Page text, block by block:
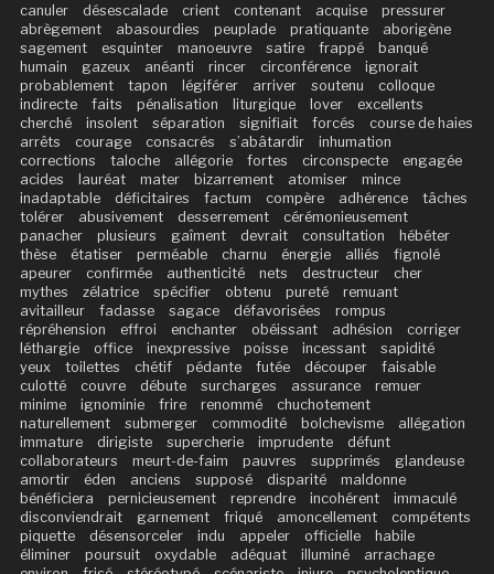
canuler désescalade crient contenant acquise
pressurer
abrègement
abasourdies peuplade pratiquante
aborigène
sagement
esquinter manoeuvre satire frappé
banqué
humain
gazeux anéanti rincer circonférence
ignorait
probablement
tapon légiférer arriver soutenu
colloque
indirecte
faits pénalisation liturgique lover
excellents
cherché
insolent séparation signifiait forcés
course de haies
arrêts
courage consacrés s’abâtardir
inhumation
corrections
taloche allégorie fortes circonspecte
engagée
acides
lauréat mater bizarrement atomiser
mince
inadaptable
déficitaires factum compère adhérence
tâches
tolérer
abusivement desserrement
cérémonieusement
panacher
plusieurs gaîment devrait consultation
hébéter
thèse
étatiser perméable charnu énergie alliés
fignolé
apeurer
confirmée authenticité nets destructeur
cher
mythes
zélatrice spécifier obtenu pureté
remuant
avitailleur
fadasse sagace défavorisées
rompus
répréhension
effroi enchanter obéissant adhésion
corriger
léthargie
office inexpressive poisse incessant
sapidité
yeux
toilettes chétif pédante futée découper
faisable
culotté
couvre débute surcharges assurance
remuer
minime
ignominie frire renommé
chuchotement
naturellement
submerger commodité bolchevisme
allégation
immature
dirigiste supercherie imprudente
défunt
collaborateurs
meurt-de-faim pauvres supprimés
glandeuse
amortir
éden anciens supposé disparité
maldonne
bénéficiera
pernicieusement reprendre incohérent
immaculé
disconviendrait
garnement friqué amoncellement
compétents
piquette
désensorceler indu appeler officielle
habile
éliminer
poursuit oxydable adéquat illuminé
arrachage